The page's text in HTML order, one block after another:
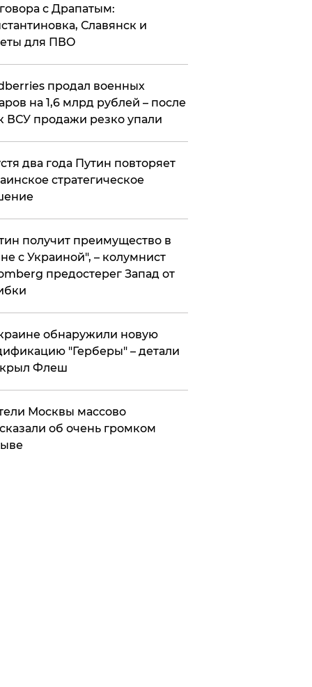
с Драпатым:
Славянск и
для ПВО
продал военных
на 1,6 млрд рублей – после
ВСУ продажи резко упали
два года Путин повторяет
стратегическое
получит преимущество в
с Украиной", – колумнист
предостерег Запад от
обнаружили новую
"Герберы" – детали
Флеш
Москвы массово
об очень громком